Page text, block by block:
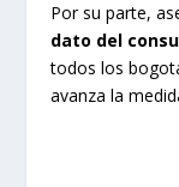
Por su parte,
dato del
todos los
avanza la